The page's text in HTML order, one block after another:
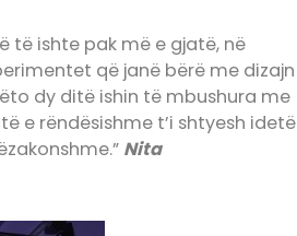
të ishte pak më e gjatë, në
që janë bërë me dizajn
dy ditë ishin të mbushura me
e rëndësishme t’i shtyesh idetë
Nita